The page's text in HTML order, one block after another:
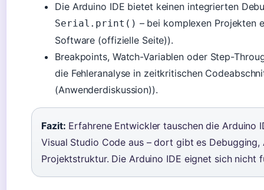
Die Arduino IDE bietet keinen integrierten
Serial.print() – bei komplexen Projekten
Software (offizielle Seite)).
Breakpoints, Watch-Variablen oder Step-
die Fehleranalyse in zeitkritischen
(Anwenderdiskussion)).
Fazit: Erfahrene Entwickler tauschen die Arduino
Visual Studio Code aus – dort gibt es
Projektstruktur. Die Arduino IDE eignet sich nicht